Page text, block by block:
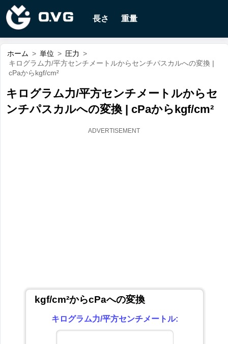
長さ 重量
ホーム > 単位 > 圧力 >
キログラム力/平方センチメートルからセンチパスカルへの変換 |
cPaからkgf/cm²
キログラム力/平方センチメートルからセ
ンチパスカルへの変換 | cPaからkgf/cm²
kgf/cm²からcPaへの変換
キログラム力/平方センチメートル: